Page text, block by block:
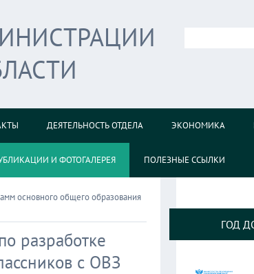
ДЕЯТЕЛЬНОСТЬ ОТДЕЛА ЭКОНОМИКА
И ФОТОГАЛЕРЕЯ ПОЛЕЗНЫЕ ССЫЛКИ
основного общего образования
разработке
с ОВЗ
ГОД